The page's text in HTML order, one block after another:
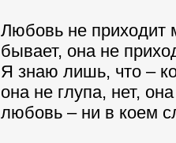
Любовь не приходит
бывает, она не
Я знаю лишь, что –
она не глупа, нет,
любовь – ни в коем